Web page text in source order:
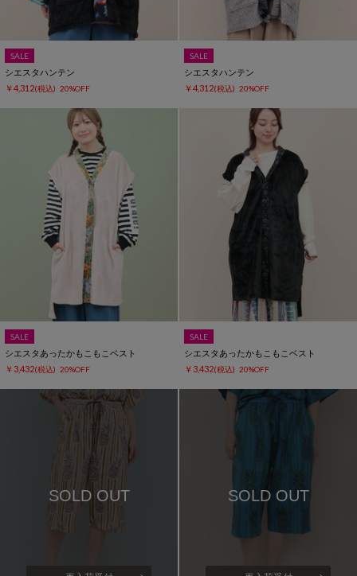
SALE
シエスタハンテン
￥4,312(税込) 20%OFF
SALE
シエスタハンテン
￥4,312(税込) 20%OFF
SALE
シエスタあったかもこもこベスト
￥3,432(税込) 20%OFF
SALE
シエスタあったかもこもこベスト
￥3,432(税込) 20%OFF
SOLD OUT SOLD OUT